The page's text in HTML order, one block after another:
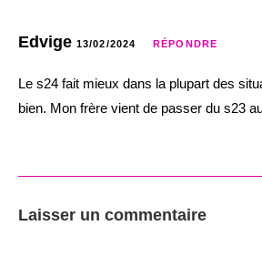
Edvige 13/02/2024 RÉPONDRE
Le s24 fait mieux dans la plupart des
bien. Mon frère vient de passer du s23
Laisser un commentaire